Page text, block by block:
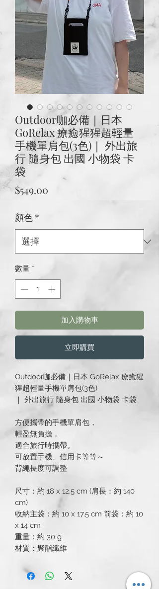
Outdoor咖必備｜日本
GoRelax 療癒猩猩超輕量
手機單肩包(3色)｜ 外出旅
行 隨身包 出國 小物袋 卡
袋
$549.00
顏色 *
數量 *
加入購物車
立即購買
Outdoor咖必備｜日本 GoRelax 療癒猩
猩超輕量手機單肩包(3色)
｜ 外出旅行 隨身包 出國 小物袋 卡袋
方便攜帶的手機單肩包，
輕盈無負擔，
適合旅行時攜帶。
可放置手機、信用卡等等～
背繩長度可調整
尺寸：約 18 x 12.5 cm (肩長：約 140
cm)
收納主袋：約 10 x 17.5 cm 前袋：約 10
x 14 cm
重量：約 30 g
材質：聚酯纖維